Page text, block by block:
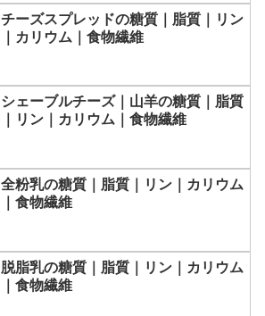
チーズスプレッドの糖質｜脂質｜リン
｜カリウム｜食物繊維
シェーブルチーズ｜山羊の糖質｜脂質
｜リン｜カリウム｜食物繊維
全粉乳の糖質｜脂質｜リン｜カリウム
｜食物繊維
脱脂乳の糖質｜脂質｜リン｜カリウム
｜食物繊維